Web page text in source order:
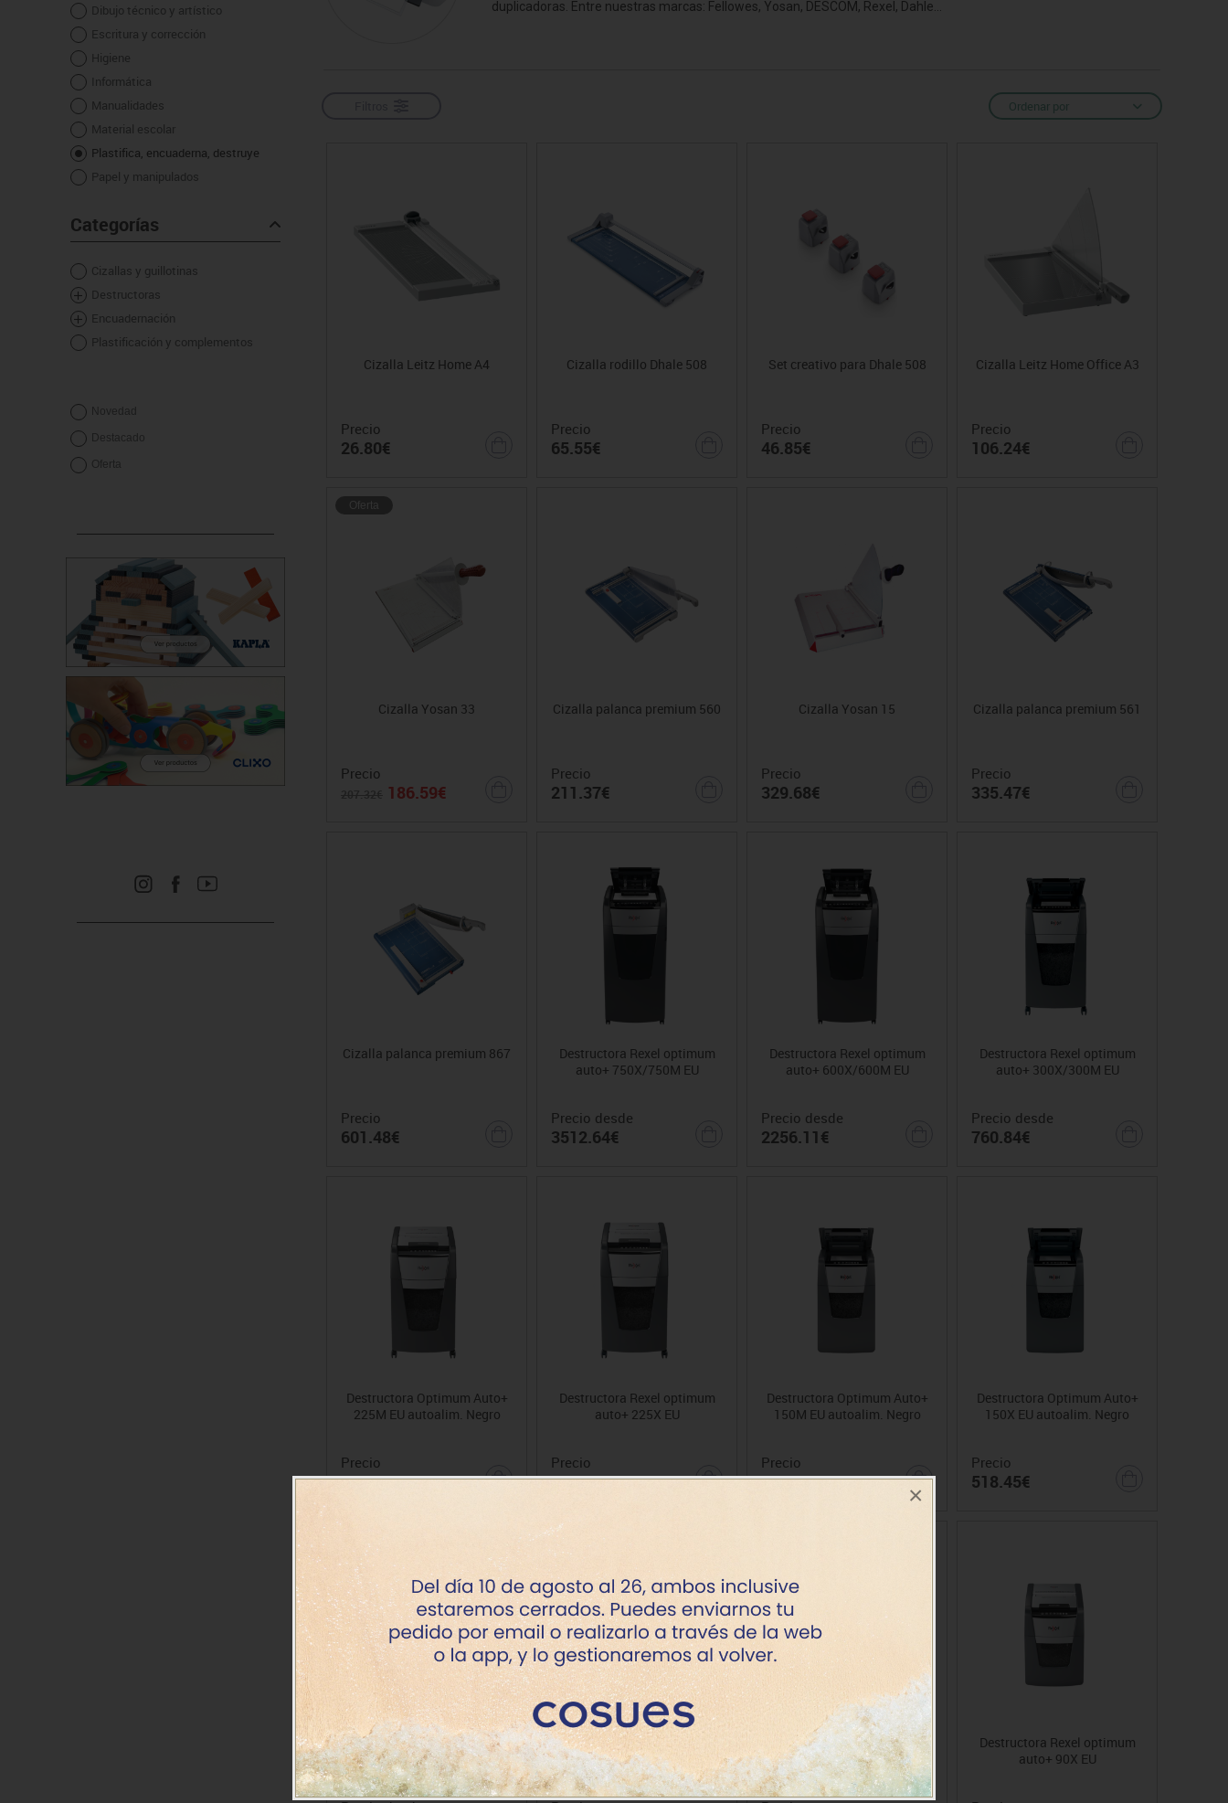
×
Manualidades
Material escolar
Plastifica, encuaderna, destruye
Papel y manipulados
Juegos de mesa
Entrenamiento
Psicomotricidad
Micro:bit
Videoproyección
Dibujo técnico y artístico
Escritura y corrección
Higiene
Informática
Manualidades
Material escolar
Plastifica, encuaderna, destruye
Papel y manipulados
Categorías
Cizallas y guillotinas
Destructoras
Encuadernación
Plastificación y complementos
Novedad
Destacado
Oferta
duplicadoras. Entre nuestras marcas: Fellowes, Yosan, DESCOM, Rexel, Dahle...
Ordenar por
Cizalla Leitz Home A4
Precio
26.80€
Cizalla rodillo Dhale 508
Precio
65.55€
Set creativo para Dhale 508
Precio
46.85€
Cizalla Leitz Home Office A3
Precio
106.24€
Oferta
Cizalla Yosan 33
Precio
186.59€
Cizalla palanca premium 560
Precio
211.37€
Cizalla Yosan 15
Precio
329.68€
Cizalla palanca premium 561
Precio
335.47€
Cizalla palanca premium 867
Precio
601.48€
Destructora Rexel optimum
auto+ 750X/750M EU
Precio desde
3512.64€
Destructora Rexel optimum
auto+ 600X/600M EU
Precio desde
2256.11€
Destructora Rexel optimum
auto+ 300X/300M EU
Precio desde
760.84€
Destructora Optimum Auto+
225M EU autoalim. Negro
Precio
789.33€
Destructora Rexel optimum
auto+ 225X EU
Precio
667.51€
Destructora Optimum Auto+
150M EU autoalim. Negro
Precio
619.79€
Destructora Optimum Auto+
150X EU autoalim. Negro
Precio
518.45€
Destructora Rexel optimum
auto+ 130X/130M EU
Destructora Optimum Auto+
100M EU autoalim. Negro
Destructora Optimum Auto+
100X EU autoalim. Negro
Destructora Rexel optimum
auto+ 90X EU